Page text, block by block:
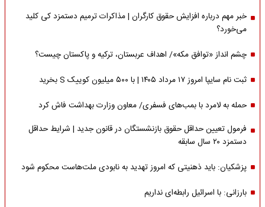
خبر مهم درباره افزایش حقوق کارگران | مذاکرات ترمیم دستمزد کی کلید
می‌خورد؟
چشم انداز «توافق مکه»/ اهداف عربستان، ترکیه و پاکستان چیست؟
ثبت نام سایپا امروز ۱۷ مرداد ۱۴۰۵ | با ۵۰۰ میلیون کوییک S بخرید
حمله به لامرد با بمب‌های فسفری/ معاون وزارت بهداشت فاش کرد
فرمول تعیین حداقل حقوق بازنشستگان در قانون جدید | شرایط حداقل
دستمزد ۲۰ سال سابقه
پزشکیان: باید ذهنیتی که امروز تهدید به نابودی ملت‌هاست محکوم شود
بارزانی: با اسرائیل رابطه‌ای نداریم